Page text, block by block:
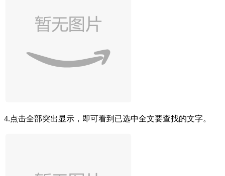
4.点击全部突出显示，即可看到已选中全文要查找的文字。